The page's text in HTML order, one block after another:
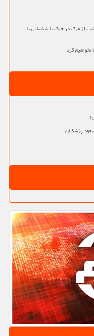
از مرگ در جنگ تا شناسایی با
نخواهیم کرد